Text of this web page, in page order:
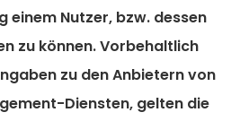
einem Nutzer, bzw. dessen
zu können. Vorbehaltlich
zu den Anbietern von
Diensten, gelten die